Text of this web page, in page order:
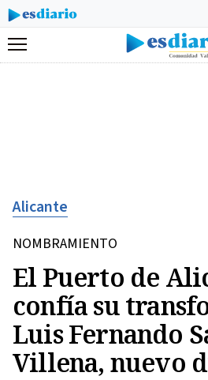
Menú
Alicante
NOMBRAMIENTO
El Puerto de
confía su
Luis Fernando
Villena, nuevo